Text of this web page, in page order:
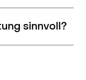
sinnvoll?